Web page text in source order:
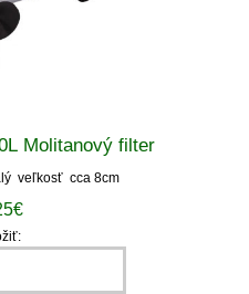
Molitanový filter
veľkosť cca 8cm